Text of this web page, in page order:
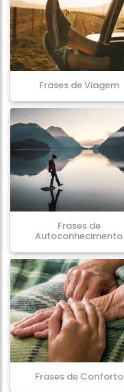
Frases de Viagem
Frases de
Autoconhecimento
Frases de Conforto